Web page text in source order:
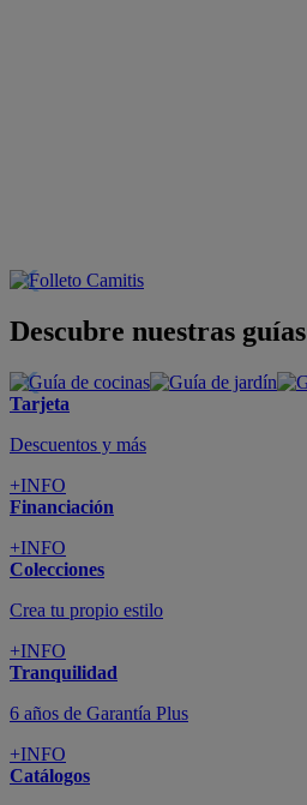
Descubre nuestras guías
Tarjeta
Descuentos y más
+INFO
Financiación
+INFO
Colecciones
Crea tu propio estilo
+INFO
Tranquilidad
6 años de Garantía Plus
+INFO
Catálogos